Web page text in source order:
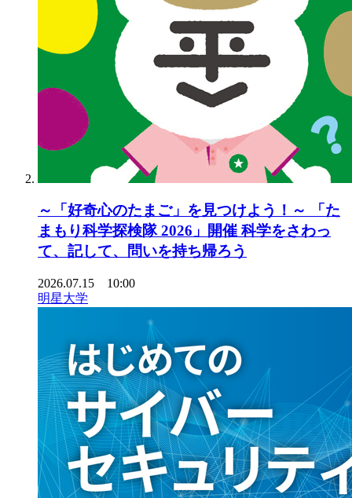
～「好奇心のたまご」を見つけよう！～ 「た
まもり科学探検隊 2026」開催 科学をさわっ
て、記して、問いを持ち帰ろう
2026.07.15 10:00
明星大学